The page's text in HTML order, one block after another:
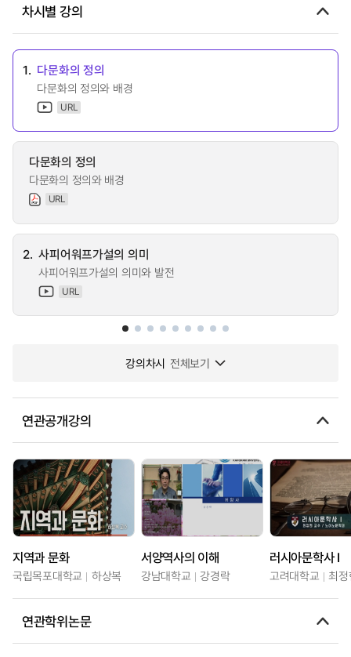
차시별 강의
1. 다문화의 정의
다문화의 정의와 배경
URL
다문화의 정의
다문화의 정의와 배경
URL
2. 사피어워프가설의 의미
사피어워프가설의 의미와 발전
URL
강의차시 전체보기
연관공개강의
지역과 문화
국립목포대학교 하상복
서양역사의 이해
강남대학교 강경락
러시아문학사 I
고려대학교 최
연관학위논문